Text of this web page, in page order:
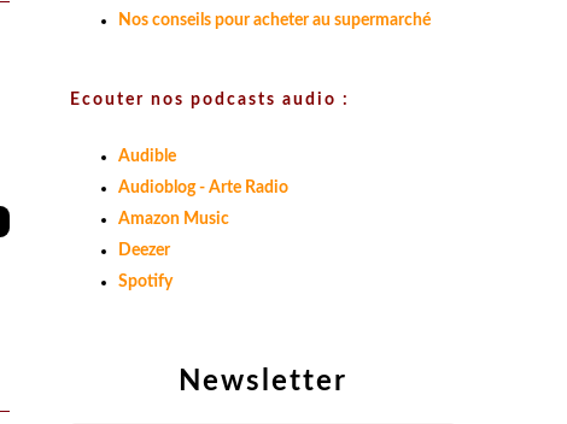
Newsletter
Nos conseils pour acheter au supermarché
Ecouter nos podcasts audio :
Audible
Audioblog - Arte Radio
Amazon Music
Deezer
Spotify